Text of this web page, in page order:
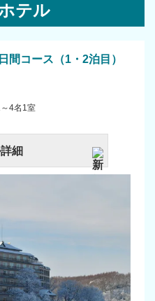
テル
間コース（1・2泊目）
4名1室
細